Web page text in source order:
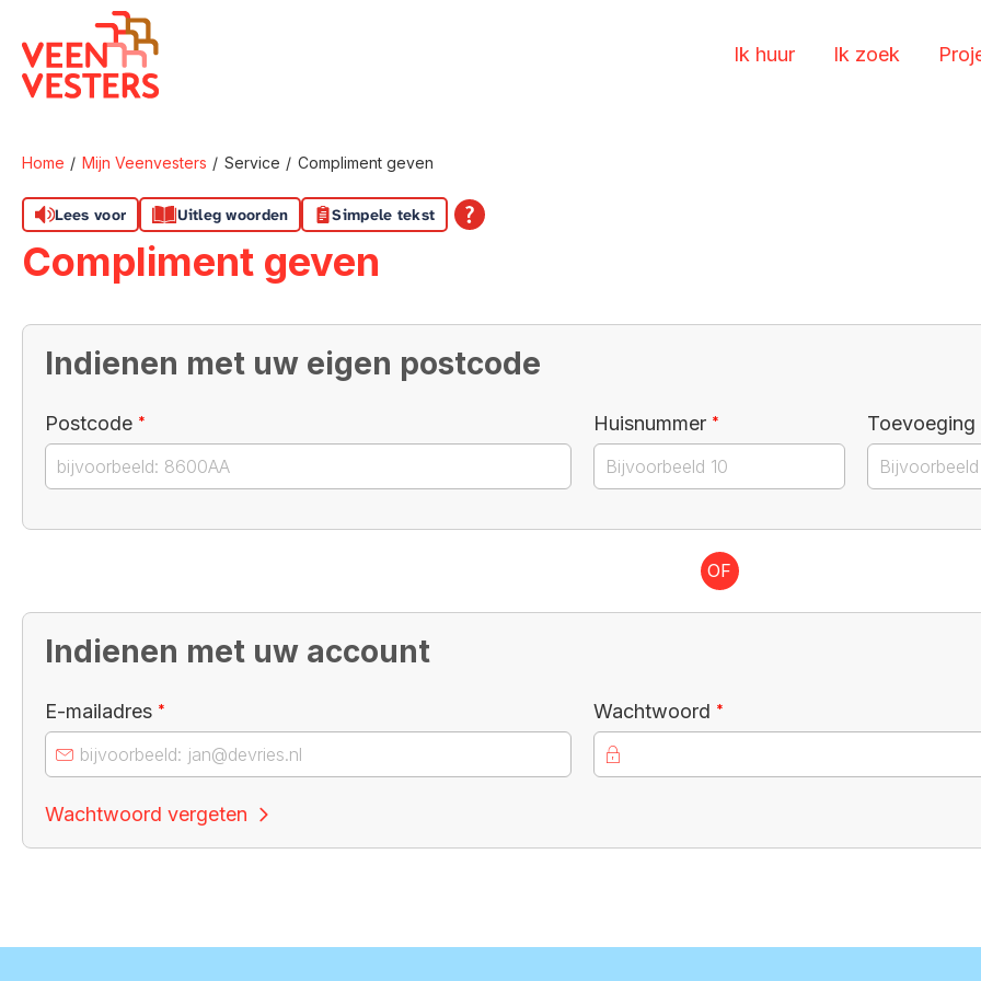
Naar hoofdinhoud
Naar hoofdnavigatiemenu
Naar zoeken
Naar de homepage
Ik huur Ik zoek
Home Mijn Veenvesters Service Compliment geven
Lees voor Uitleg woorden Simpele tekst
Compliment geven
Indienen met uw eigen postcode
Postcode * Huisnummer *
Toevoeging
OF
Indienen met uw account
E-mailadres * Wachtwoord *
Wachtwoord vergeten